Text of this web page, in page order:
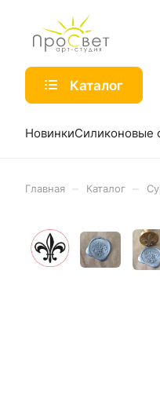
Каталог
Новинки
Главная Каталог